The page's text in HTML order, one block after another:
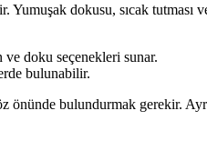
dokusu, sıcak tutması ve
doku seçenekleri sunar.
bulunabilir.
bulundurmak gerekir.